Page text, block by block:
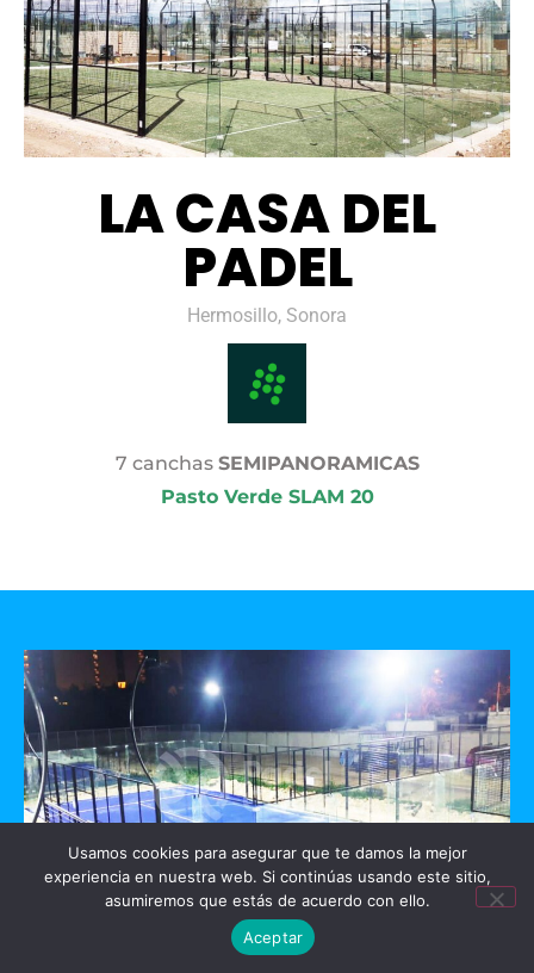
LA CASA DEL
PADEL
Hermosillo, Sonora
7 canchas SEMIPANORAMICAS
Pasto Verde SLAM 20
Usamos cookies para asegurar que te damos la mejor
experiencia en nuestra web. Si continúas usando este sitio,
asumiremos que estás de acuerdo con ello.
Aceptar